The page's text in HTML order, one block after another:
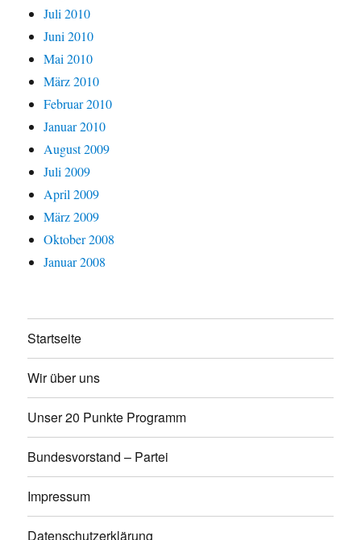
Juli 2010
Juni 2010
Mai 2010
März 2010
Februar 2010
Januar 2010
August 2009
Juli 2009
April 2009
März 2009
Oktober 2008
Januar 2008
Startseite
Wir über uns
Unser 20 Punkte Programm
Bundesvorstand – Partei
Impressum
Datenschutzerklärung